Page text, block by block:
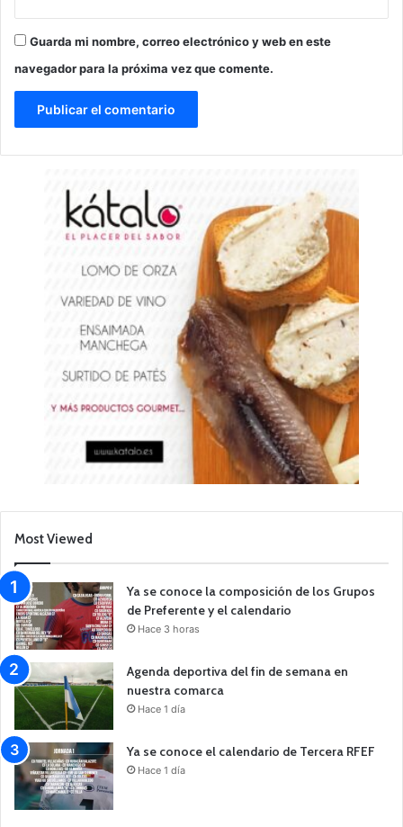
Guarda mi nombre, correo electrónico y web en este
navegador para la próxima vez que comente.
Most Viewed
Ya se conoce la composición de los Grupos
de Preferente y el calendario
Hace 3 horas
Agenda deportiva del fin de semana en
nuestra comarca
Hace 1 día
Ya se conoce el calendario de Tercera RFEF
Hace 1 día